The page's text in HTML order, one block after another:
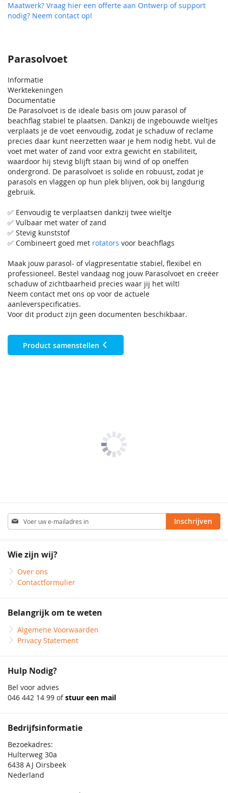
Parasolvoet
Informatie
Werktekeningen
Documentatie
De Parasolvoet is de ideale basis om jouw parasol of
beachflag stabiel te plaatsen. Dankzij de ingebouwde wieltjes
verplaats je de voet eenvoudig, zodat je schaduw of reclame
precies daar kunt neerzetten waar je hem nodig hebt. Vul de
voet met water of zand voor extra gewicht en stabiliteit,
waardoor hij stevig blijft staan bij wind of op oneffen
ondergrond. De parasolvoet is solide en robuust, zodat je
parasols en vlaggen op hun plek blijven, ook bij langdurig
gebruik.
✅ Eenvoudig te verplaatsen dankzij twee wieltje
✅ Vulbaar met water of zand
✅ Stevig kunststof
✅ Combineert goed met rotators voor beachflags
Maak jouw parasol- of vlagpresentatie stabiel, flexibel en
professioneel. Bestel vandaag nog jouw Parasolvoet en creëer
schaduw of zichtbaarheid precies waar jij het wilt!
Neem contact met ons op voor de actuele
aanleverspecificaties.
Voor dit product zijn geen documenten beschikbaar.
Product samenstellen
Maatwerk? Vraag hier een offerte aan Ontwerp of support
nodig? Neem contact op!
Abonneer
u
op
nieuwsbrief
Inschrijven
Wie zijn wij?
Over ons
Contactformulier
Belangrijk om te weten
Algemene Voorwaarden
Privacy Statement
Hulp Nodig?
Bel voor advies
046 442 14 99 ofstuur een mail
Bedrijfsinformatie
Bezoekadres:
Hulterweg 30a
6438 AJ Oirsbeek
Nederland